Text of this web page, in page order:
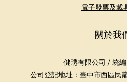
電子發票及載
關於我
健琇有限公司 / 統
公司登記地址：臺中市西區民